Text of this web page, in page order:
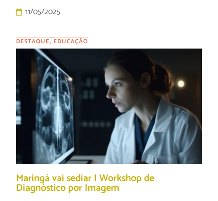
11/05/2025
DESTAQUE, EDUCAÇÃO
Maringá vai sediar I Workshop de
Diagnóstico por Imagem